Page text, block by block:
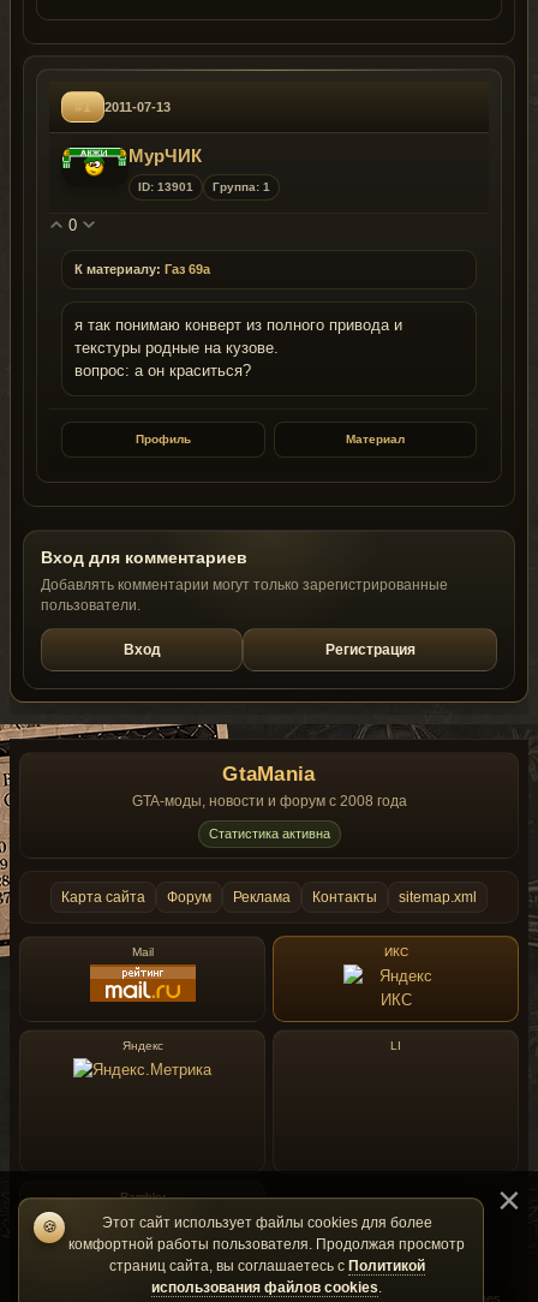
#1 2011-07-13
МурЧИК
ID: 13901 Группа: 1
0
К материалу: Газ 69а
я так понимаю конверт из полного привода и
текстуры родные на кузове.
вопрос: а он краситься?
Профиль Материал
Вход для комментариев
Добавлять комментарии могут только зарегистрированные
пользователи.
Вход Регистрация
GtaMania
GTA-моды, новости и форум с 2008 года
Статистика активна
Карта сайта Форум Реклама Контакты sitemap.xml
Mail ИКС
Яндекс LI
Rambler
GtaMania — фан-сайт и не является официальным сайтом Rockstar Games.
🍪
Этот сайт использует файлы cookies для более
комфортной работы пользователя. Продолжая просмотр
страниц сайта, вы соглашаетесь с Политикой
использования файлов cookies.